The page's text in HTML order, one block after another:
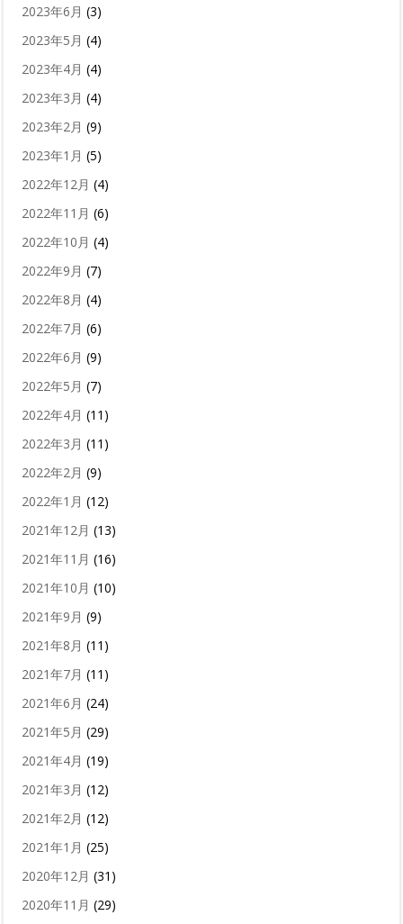
2023年6月 (3)
2023年5月 (4)
2023年4月 (4)
2023年3月 (4)
2023年2月 (9)
2023年1月 (5)
2022年12月 (4)
2022年11月 (6)
2022年10月 (4)
2022年9月 (7)
2022年8月 (4)
2022年7月 (6)
2022年6月 (9)
2022年5月 (7)
2022年4月 (11)
2022年3月 (11)
2022年2月 (9)
2022年1月 (12)
2021年12月 (13)
2021年11月 (16)
2021年10月 (10)
2021年9月 (9)
2021年8月 (11)
2021年7月 (11)
2021年6月 (24)
2021年5月 (29)
2021年4月 (19)
2021年3月 (12)
2021年2月 (12)
2021年1月 (25)
2020年12月 (31)
2020年11月 (29)